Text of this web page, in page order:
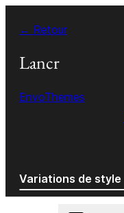
contenu
← Retour
Lancr
EnvoThemes
Variations de style